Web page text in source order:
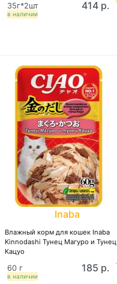
в наличии
35г*2шт 414 р.
Inaba
Влажный корм для кошек Inaba
Kinnodashi Тунец Магуро и Тунец
Кацуо
в наличии
60 г 185 р.